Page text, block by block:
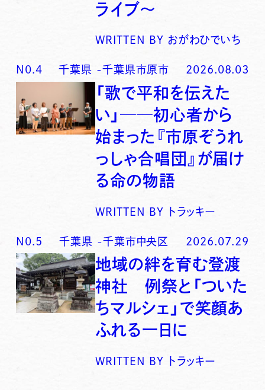
ライブ〜
WRITTEN BY おがわひでいち
N0. 4 千葉県 -千葉県市原市 2026.08.03
「歌で平和を伝えた
い」──初心者から
始まった『市原ぞうれ
っしゃ合唱団』が届け
る命の物語
WRITTEN BY トラッキー
N0. 5 千葉県 -千葉市中央区 2026.07.29
地域の絆を育む登渡
神社 例祭と「ついた
ちマルシェ」で笑顔あ
ふれる一日に
WRITTEN BY トラッキー